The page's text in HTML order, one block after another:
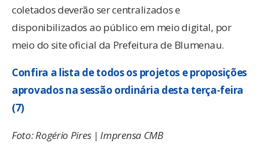
coletados deverão ser centralizados e
disponibilizados ao público em meio digital, por
meio do site oficial da Prefeitura de Blumenau.
Confira a lista de todos os projetos e proposições
aprovados na sessão ordinária desta terça-feira
(7)
Foto: Rogério Pires | Imprensa CMB